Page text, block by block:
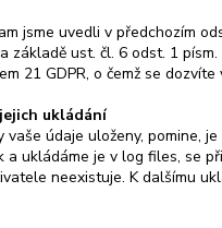
jsme uvedli v předchozím
základě ust. čl. 6 odst. 1
21 GDPR, o čemž se
ukládání
vaše údaje uloženy, pomine,
ukládáme je v log files, se
neexistuje. K dalšímu